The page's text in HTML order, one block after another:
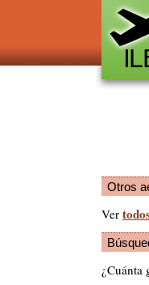
Otros
Ver
¿Cuánta